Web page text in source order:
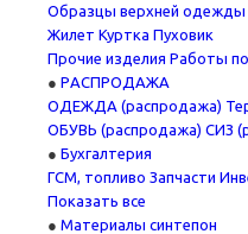
Образцы верхней одежды
Жилет Куртка Пуховик
Прочие изделия Работы по
PАСПРОДАЖА
ОДЕЖДА (распродажа)
ОБУВЬ (распродажа) СИЗ
Бухгалтерия
ГСМ, топливо Запчасти
Показать все
Материалы синтепон